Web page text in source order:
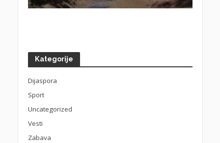
Kategorije
Dijaspora
Sport
Uncategorized
Vesti
Zabava